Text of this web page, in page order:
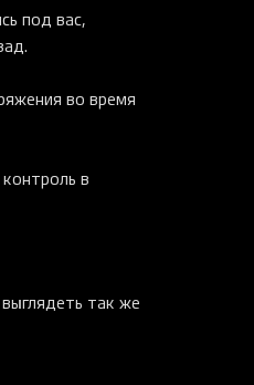
под вас,
во время
в
так же